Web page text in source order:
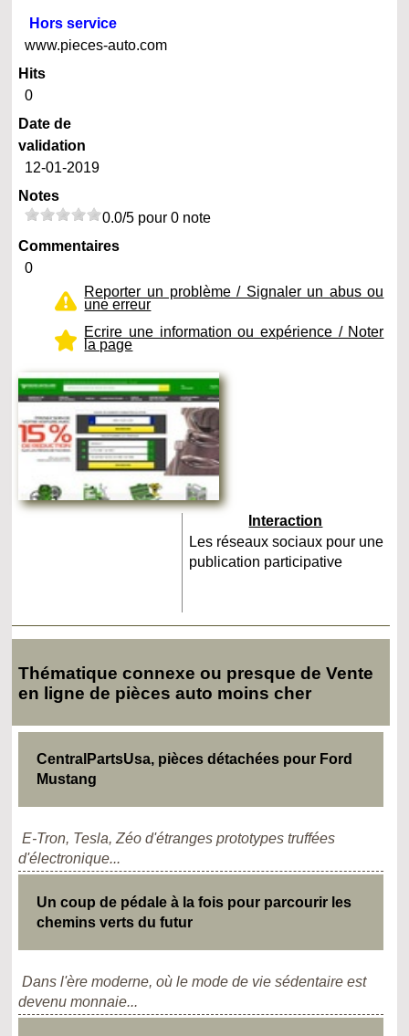
Hors service
www.pieces-auto.com
Hits
0
Date de
validation
12-01-2019
Notes
0.0/5 pour 0 note
Commentaires
0
Reporter un problème / Signaler un abus ou
une erreur
Ecrire une information ou expérience / Noter
la page
Interaction
Les réseaux sociaux pour une
publication participative
Thématique connexe ou presque de Vente
en ligne de pièces auto moins cher
CentralPartsUsa, pièces détachées pour Ford
Mustang
E-Tron, Tesla, Zéo d'étranges prototypes truffées
d'électronique...
Un coup de pédale à la fois pour parcourir les
chemins verts du futur
Dans l'ère moderne, où le mode de vie sédentaire est
devenu monnaie...